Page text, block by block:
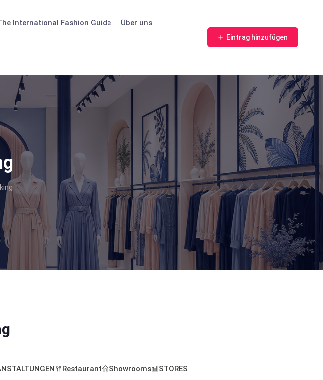
International Fashion Guide Über uns
Eintrag hinzufügen
Restaurant Showrooms STORES